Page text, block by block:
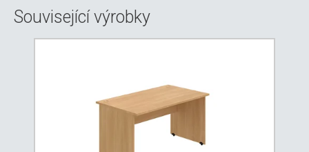
Související výrobky